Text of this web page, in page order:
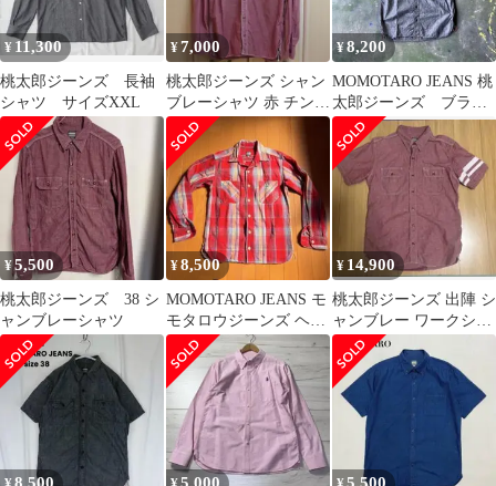
ュアル メンズ
¥ 11,300
桃太郎ジーンズ 長袖
シャツ サイズXXL
¥7,000
桃太郎ジーンズ シャン
ブレーシャツ 赤 チンス
ト トリプルステッチ 44
サイズ
¥8,200
MOMOTARO JEANS 桃
太郎ジーンズ ブラッ
ク シャンブレー シ
ャツ
¥5,500
桃太郎ジーンズ 38 シ
ャンブレーシャツ
¥8,500
MOMOTARO JEANS モ
モタロウジーンズ ヘビ
ーネルシャツ サイズ42
¥ 14,900
桃太郎ジーンズ 出陣 シ
ャンブレー ワークシャ
ツ 42 レッド 半袖